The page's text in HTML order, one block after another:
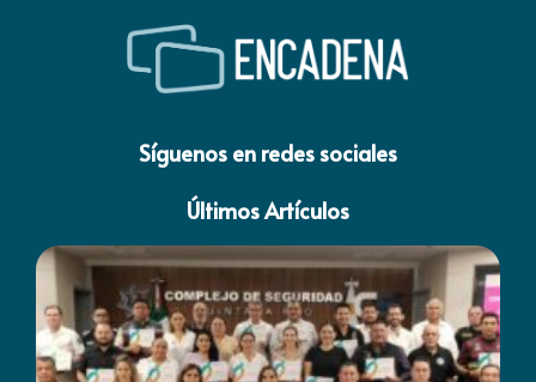
Síguenos en redes sociales
Últimos Artículos